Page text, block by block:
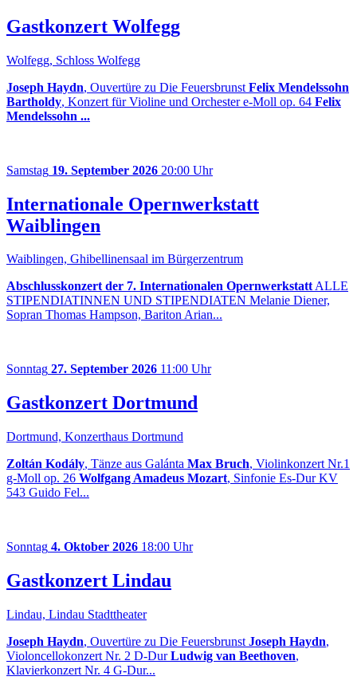
Gastkonzert Wolfegg
Wolfegg, Schloss Wolfegg
Joseph Haydn, Ouvertüre zu Die Feuersbrunst Felix Mendelssohn
Bartholdy, Konzert für Violine und Orchester e-Moll op. 64 Felix
Mendelssohn ...
Samstag 19. September 2026 20:00 Uhr
Internationale Opernwerkstatt
Waiblingen
Waiblingen, Ghibellinensaal im Bürgerzentrum
Abschlusskonzert der 7. Internationalen OpernwerkstattALLE
STIPENDIATINNEN UND STIPENDIATEN Melanie Diener,
Sopran Thomas Hampson, Bariton Arian...
Sonntag 27. September 2026 11:00 Uhr
Gastkonzert Dortmund
Dortmund, Konzerthaus Dortmund
Zoltán Kodály, Tänze aus Galánta Max Bruch, Violinkonzert Nr.1
g-Moll op. 26 Wolfgang Amadeus Mozart, Sinfonie Es-Dur KV
543 Guido Fel...
Sonntag 4. Oktober 2026 18:00 Uhr
Gastkonzert Lindau
Lindau, Lindau Stadttheater
Joseph Haydn, Ouvertüre zu Die Feuersbrunst Joseph Haydn,
Violoncellokonzert Nr. 2 D-DurLudwig van Beethoven,
Klavierkonzert Nr. 4 G-Dur...